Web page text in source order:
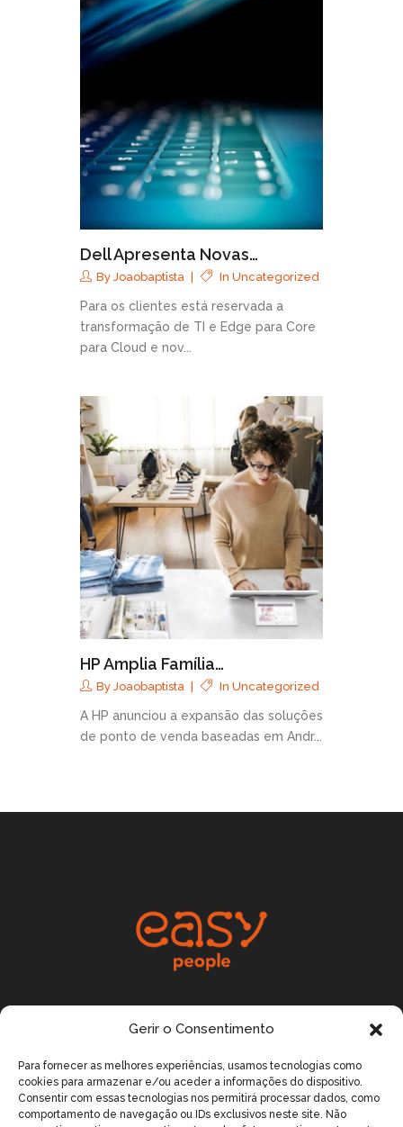
Gerir o Consentimento
Para fornecer as melhores experiências, usamos tecnologias como
cookies para armazenar e/ou aceder a informações do dispositivo.
Consentir com essas tecnologias nos permitirá processar dados, como
comportamento de navegação ou IDs exclusivos neste site. Não
Dell Apresenta Novas…
By Joaobaptista In Uncategorized
Para os clientes está reservada a
transformação de TI e Edge para Core
para Cloud e nov...
HP Amplia Família…
By Joaobaptista In Uncategorized
A HP anunciou a expansão das soluções
de ponto de venda baseadas em Andr...
1070, 274 Lisboa
Email:info@easypeople.pt
Telefone: +351 214 124 810